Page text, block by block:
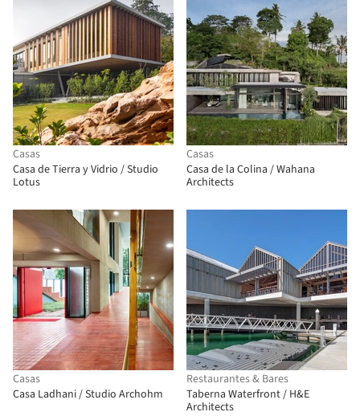
Casas
Casa de Tierra y Vidrio / Studio
Lotus
Casas
Casa de la Colina / Wahana
Architects
Casas
Casa Ladhani / Studio Archohm
Restaurantes & Bares
Taberna Waterfront / H&E
Architects